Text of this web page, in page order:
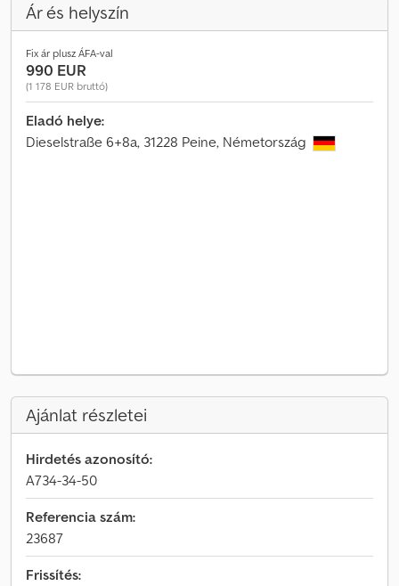
Ár és helyszín
Fix ár plusz ÁFA-val
990 EUR
(1 178 EUR bruttó)
Eladó helye:
Dieselstraße 6+8a, 31228 Peine, Németország
Ajánlat részletei
Hirdetés azonosító:
A734-34-50
Referencia szám:
23687
Frissítés: